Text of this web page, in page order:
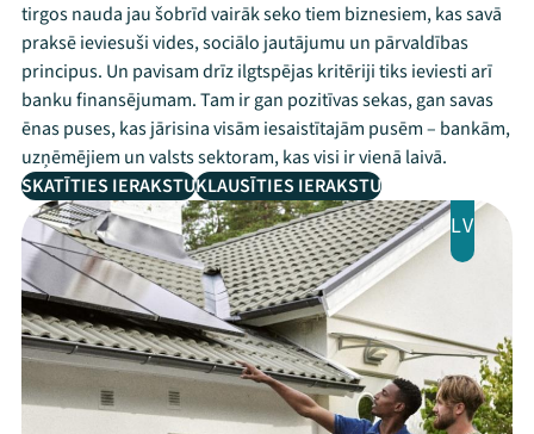
tirgos nauda jau šobrīd vairāk seko tiem biznesiem, kas savā
praksē ieviesuši vides, sociālo jautājumu un pārvaldības
principus. Un pavisam drīz ilgtspējas kritēriji tiks ieviesti arī
banku finansējumam. Tam ir gan pozitīvas sekas, gan savas
ēnas puses, kas jārisina visām iesaistītajām pusēm – bankām,
uzņēmējiem un valsts sektoram, kas visi ir vienā laivā.
SKATĪTIES IERAKSTUKLAUSĪTIES IERAKSTU
LV